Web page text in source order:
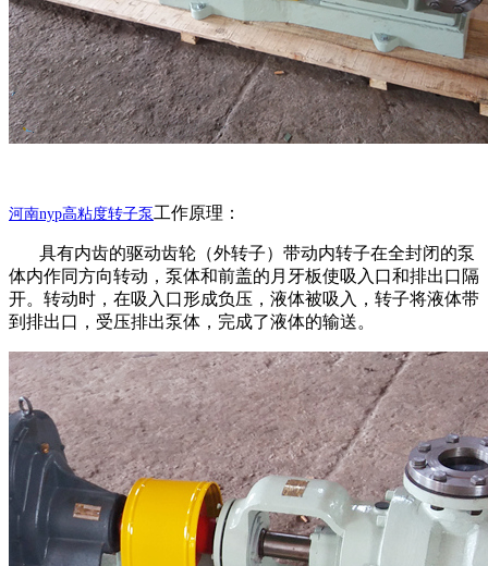
河南nyp高粘度转子泵 工作原理：
具有内齿的驱动齿轮（外转子）带动内转子在全封闭的泵
体内作同方向转动，泵体和前盖的月牙板使吸入口和排出口隔
开。转动时，在吸入口形成负压，液体被吸入，转子将液体带
到排出口，受压排出泵体，完成了液体的输送。